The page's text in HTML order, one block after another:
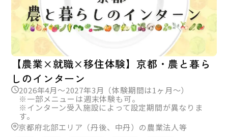
【農業×就職×移住体験】京都・農と暮ら
しのインターン
2026年4月～2027年3月（体験期間は1ヶ月～）
※一部メニューは週末体験も可。
※インターン受入施設によって設定期間が異なりま
す。
京都府北部エリア（丹後、中丹）の農業法人等